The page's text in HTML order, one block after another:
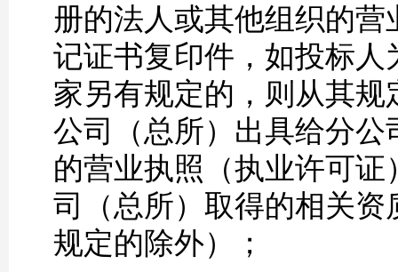
册的法人或其他组织的
记证书复印件，如投标
家另有规定的，则从其
公司（总所）出具给分
的营业执照（执业许可
司（总所）取得的相关
规定的除外）；